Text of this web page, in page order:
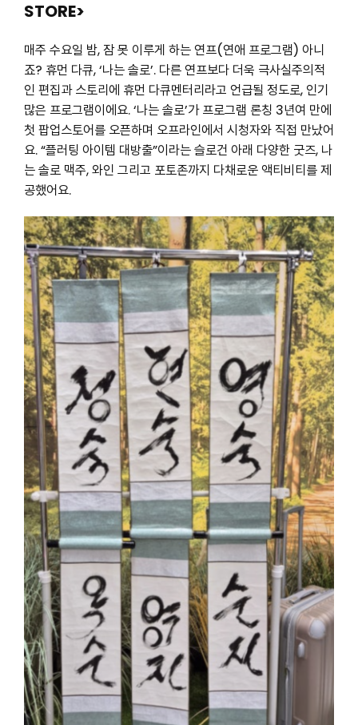
STORE>
매주 수요일 밤, 잠 못 이루게 하는 연프(연애 프로그램) 아니
죠? 휴먼 다큐, ‘나는 솔로’. 다른 연프보다 더욱 극사실주의적
인 편집과 스토리에 휴먼 다큐멘터리라고 언급될 정도로, 인기
많은 프로그램이에요. ‘나는 솔로’가 프로그램 론칭 3년여 만에
첫 팝업스토어를 오픈하며 오프라인에서 시청자와 직접 만났어
요. “플러팅 아이템 대방출”이라는 슬로건 아래 다양한 굿즈, 나
는 솔로 맥주, 와인 그리고 포토존까지 다채로운 액티비티를 제
공했어요.